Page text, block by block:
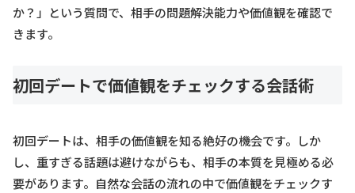
か？」という質問で、相手の問題解決能力や価値観を確認で
きます。
初回デートで価値観をチェックする会話術
初回デートは、相手の価値観を知る絶好の機会です。しか
し、重すぎる話題は避けながらも、相手の本質を見極める必
要があります。自然な会話の流れの中で価値観をチェックす